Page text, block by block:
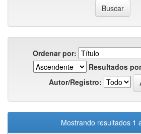
Ordenar por:
Resultados
Autor/Registro:
Mostrando resultados 1